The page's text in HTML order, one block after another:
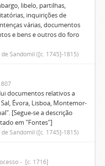
libelo, partilhas,
inquirições de
várias, documentos
e bens e outros do foro
Sandomil ([c. 1745]-1815)
documentos relativos a
Évora, Lisboa, Montemor-
[Segue-se a descrição
em "Fontes"]
Sandomil ([c. 1745]-1815)
[c. 1716]